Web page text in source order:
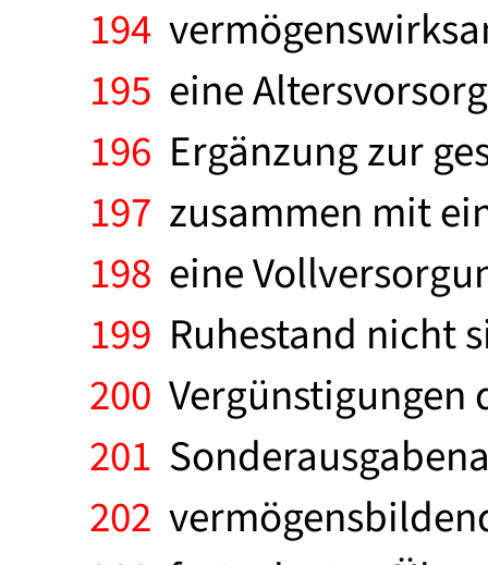
194
195 eine
196 Ergänzung zur
197 zusammen mit
198 eine
199 Ruhestand nicht
200 Vergünstigungen
201
202